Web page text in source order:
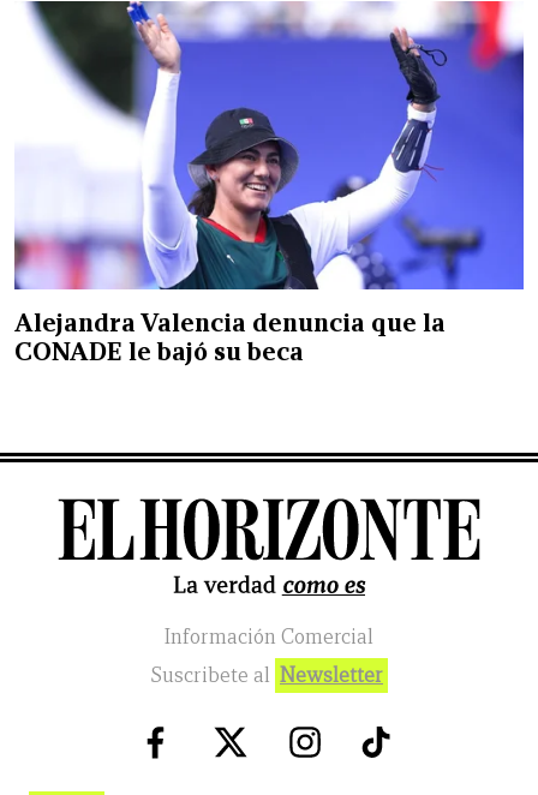
Alejandra Valencia denuncia que la
CONADE le bajó su beca
Información Comercial
Suscribete al Newsletter